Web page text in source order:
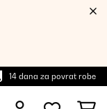
14 dana za povrat robe